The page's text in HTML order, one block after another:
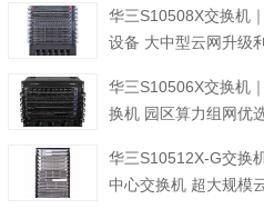
华三S10508X交换机
设备 大中型云网升级
华三S10506X交换机
换机 园区算力组网优
华三S10512X-G交换
中心交换机 超大规模